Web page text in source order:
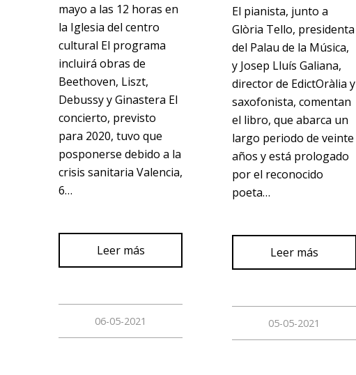
mayo a las 12 horas en
la Iglesia del centro
cultural El programa
incluirá obras de
Beethoven, Liszt,
Debussy y Ginastera El
concierto, previsto
para 2020, tuvo que
posponerse debido a la
crisis sanitaria Valencia,
6…
Leer más
06-05-2021
El pianista, junto a
Glòria Tello, presidenta
del Palau de la Música,
y Josep Lluís Galiana,
director de EdictOràlia y
saxofonista, comentan
el libro, que abarca un
largo periodo de veinte
años y está prologado
por el reconocido
poeta…
Leer más
05-05-2021